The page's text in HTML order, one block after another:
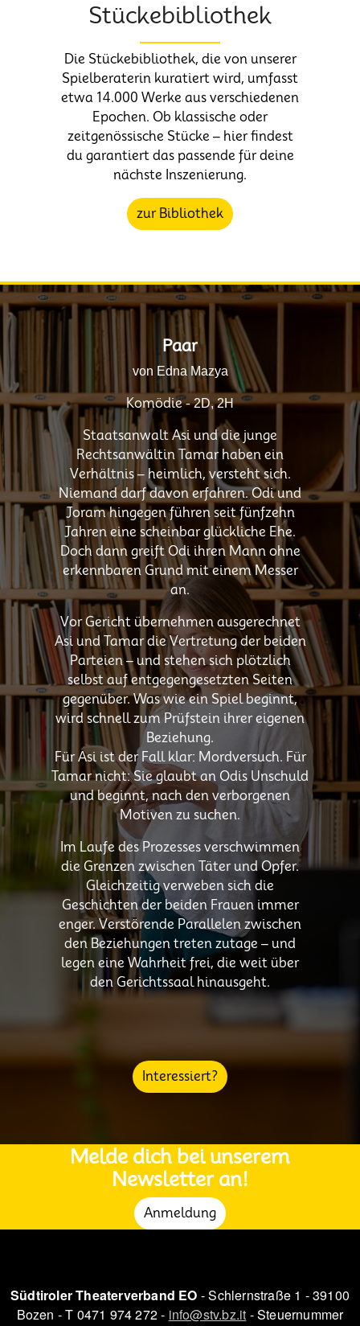
Stückebibliothek
Die Stückebibliothek, die von unserer
Spielberaterin kuratiert wird, umfasst
etwa 14.000 Werke aus verschiedenen
Epochen. Ob klassische oder
zeitgenössische Stücke – hier findest
du garantiert das passende für deine
nächste Inszenierung.
zur Bibliothek
Paar
von Edna Mazya
Komödie -2D, 2H
Staatsanwalt Asi und die junge
Rechtsanwältin Tamar haben ein
Verhältnis – heimlich, versteht sich.
Niemand darf davon erfahren. Odi und
Joram hingegen führen seit fünfzehn
Jahren eine scheinbar glückliche Ehe.
Doch dann greift Odi ihren Mann ohne
erkennbaren Grund mit einem Messer
an.
Vor Gericht übernehmen ausgerechnet
Asi und Tamar die Vertretung der beiden
Parteien – und stehen sich plötzlich
selbst auf entgegengesetzten Seiten
gegenüber. Was wie ein Spiel beginnt,
wird schnell zum Prüfstein ihrer eigenen
Beziehung.
Für Asi ist der Fall klar: Mordversuch. Für
Tamar nicht: Sie glaubt an Odis Unschuld
und beginnt, nach den verborgenen
Motiven zu suchen.
Im Laufe des Prozesses verschwimmen
die Grenzen zwischen Täter und Opfer.
Gleichzeitig verweben sich die
Geschichten der beiden Frauen immer
enger. Verstörende Parallelen zwischen
den Beziehungen treten zutage – und
legen eine Wahrheit frei, die weit über
den Gerichtssaal hinausgeht.
Interessiert?
Melde dich bei unserem
Newsletter an!
Anmeldung
Südtiroler Theaterverband EO - Schlernstraße 1 - 39100
Bozen - T 0471 974 272 - info@stv.bz.it - Steuernummer